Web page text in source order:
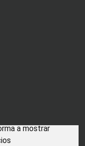
de
a mostrar